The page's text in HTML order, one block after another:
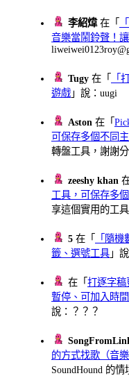
李紹煒在「
音樂當鬧鈴聲！
Tugy 在「
「
遊戲 」說：uugi
Aston 在「
可保存多個不同主
轉盤工具，謝謝
zeeshy khan
工具，可保存多
享這個實用的工
5 在「
「隨
籤、選號工具 」
在「打逐字稿
暫停、可加入時
說：？？？
的方式找歌（音樂
SoundHound 的情